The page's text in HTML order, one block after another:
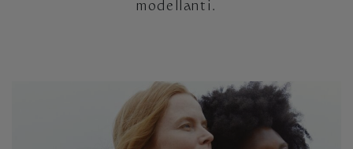
modellanti.